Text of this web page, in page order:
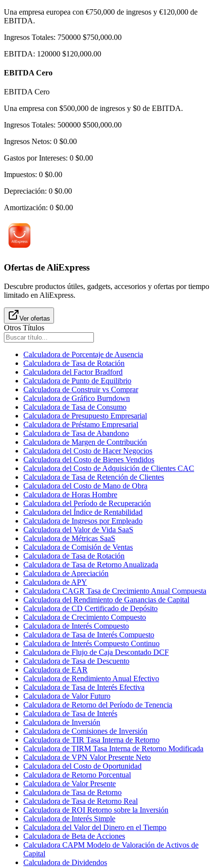
Una empresa europea con €750,000 de ingresos y €120,000 de
EBITDA.
Ingresos Totales: 750000 $750,000.00
EBITDA: 120000 $120,000.00
EBITDA Cero
EBITDA Cero
Una empresa con $500,000 de ingresos y $0 de EBITDA.
Ingresos Totales: 500000 $500,000.00
Ingresos Netos: 0 $0.00
Gastos por Intereses: 0 $0.00
Impuestos: 0 $0.00
Depreciación: 0 $0.00
Amortización: 0 $0.00
Ofertas de AliExpress
Descubre productos útiles, gadgets, accesorios y ofertas por tiempo
limitado en AliExpress.
Ver ofertas
Otros Títulos
Calculadora de Porcentaje de Ausencia
Calculadora de Tasa de Rotación
Calculadora del Factor Bradford
Calculadora de Punto de Equilibrio
Calculadora de Construir vs Comprar
Calculadora de Gráfico Burndown
Calculadora de Tasa de Consumo
Calculadora de Presupuesto Empresarial
Calculadora de Préstamo Empresarial
Calculadora de Tasa de Abandono
Calculadora de Margen de Contribución
Calculadora del Costo de Hacer Negocios
Calculadora del Costo de Bienes Vendidos
Calculadora del Costo de Adquisición de Clientes CAC
Calculadora de Tasa de Retención de Clientes
Calculadora del Costo de Mano de Obra
Calculadora de Horas Hombre
Calculadora del Período de Recuperación
Calculadora del Índice de Rentabilidad
Calculadora de Ingresos por Empleado
Calculadora del Valor de Vida SaaS
Calculadora de Métricas SaaS
Calculadora de Comisión de Ventas
Calculadora de Tasa de Rotación
Calculadora de Tasa de Retorno Anualizada
Calculadora de Apreciación
Calculadora de APY
Calculadora CAGR Tasa de Crecimiento Anual Compuesta
Calculadora del Rendimiento de Ganancias de Capital
Calculadora de CD Certificado de Depósito
Calculadora de Crecimiento Compuesto
Calculadora de Interés Compuesto
Calculadora de Tasa de Interés Compuesto
Calculadora de Interés Compuesto Continuo
Calculadora de Flujo de Caja Descontado DCF
Calculadora de Tasa de Descuento
Calculadora de EAR
Calculadora de Rendimiento Anual Efectivo
Calculadora de Tasa de Interés Efectiva
Calculadora de Valor Futuro
Calculadora de Retorno del Período de Tenencia
Calculadora de Tasa de Interés
Calculadora de Inversión
Calculadora de Comisiones de Inversión
Calculadora de TIR Tasa Interna de Retorno
Calculadora de TIRM Tasa Interna de Retorno Modificada
Calculadora de VPN Valor Presente Neto
Calculadora del Costo de Oportunidad
Calculadora de Retorno Porcentual
Calculadora de Valor Presente
Calculadora de Tasa de Retorno
Calculadora de Tasa de Retorno Real
Calculadora de ROI Retorno sobre la Inversión
Calculadora de Interés Simple
Calculadora del Valor del Dinero en el Tiempo
Calculadora de Beta de Acciones
Calculadora CAPM Modelo de Valoración de Activos de
Capital
Calculadora de Dividendos